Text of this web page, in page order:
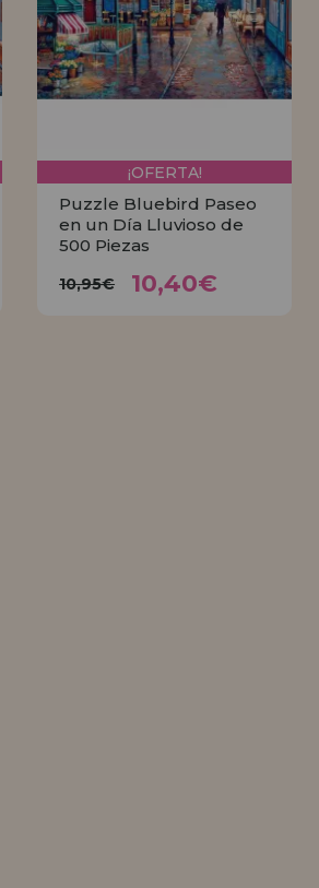
¡OFERTA!
Puzzle Bluebird Paseo
en un Día Lluvioso de
500 Piezas
10,95€ 10,40€